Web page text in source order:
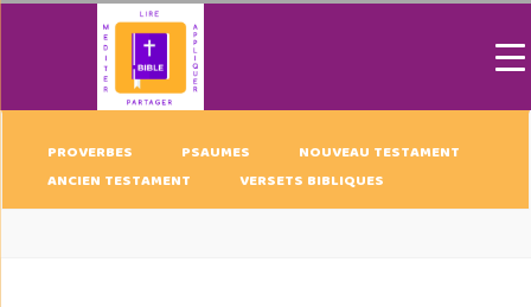
PROVERBES PSAUMES
NOUVEAU TESTAMENT
ANCIEN TESTAMENT
VERSETS BIBLIQUES